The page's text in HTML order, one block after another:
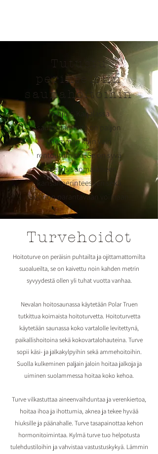
Tutustu
perinteisiin
saunahoitoihin
Pohjois-Karjalassa
saunottaminen on paljon
enemmän kuin vain
rentoutumista. Se on syvä
sukellus suomalaiseen
kansanperinteeseen sekä
luonnon parantavaan voimaan.
Turvehoidot
Hoitoturve on peräisin puhtailta ja ojittamattomilta
suoalueilta, se on kaivettu noin kahden metrin
syvyydestä ollen yli tuhat vuotta vanhaa.
Nevalan hoitosaunassa käytetään Polar Truen
tutkittua koimaista hoitoturvetta. Hoitoturvetta
käytetään saunassa koko vartalolle levitettynä,
paikallishoitoina sekä kokovartalohauteina. Turve
sopii käsi- ja jalkakylpyihin sekä ammehoitoihin.
Suolla kulkeminen paljain jaloin hoitaa jalkoja ja
uiminen suolammessa hoitaa koko kehoa.
Turve vilkastuttaa aineenvaihduntaa ja verenkiertoa,
hoitaa ihoa ja ihottumia, aknea ja tekee hyvää
hiuksille ja päänahalle. Turve tasapainottaa kehon
hormonitoimintaa. Kylmä turve tuo helpotusta
tulehdustiloihin ja vahvistaa vastustuskykyä. Lämmin